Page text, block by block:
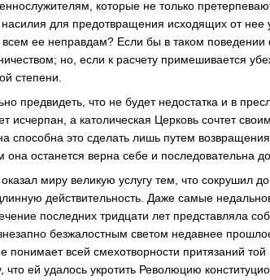
которые не только
насилия для предотвращения исходящих от нее
ее неправдам? Если бы в таком поведении
но, если к расчету примешивается
степени.
предвидеть, что не будет недостатка и в
исчерпан, а католическая Церковь сочтет
способна это сделать лишь путем
останется верна себе и последовательна
миру великую услугу тем, что сокрушил
действительность. Даже самые
последних тридцати лет представляла
безжалостным светом недавнее
понимает всей смехотворности притязаний
что ей удалось укротить Революцию